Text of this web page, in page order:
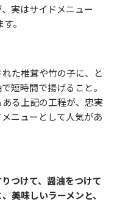
実はサイドメニュー
。
れた椎茸や竹の子に、と
短時間で揚げること。
る上記の工程が、忠実
ニューとして人気があ
つけて、醤油をつけて
美味しいラーメンと、